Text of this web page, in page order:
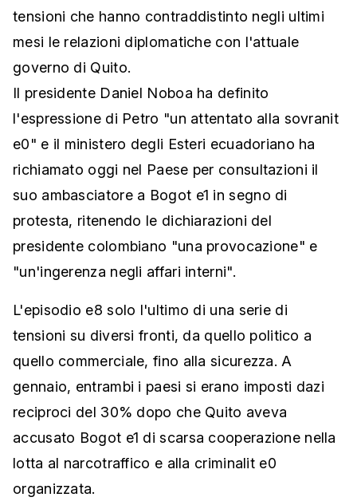
tensioni che hanno contraddistinto negli ultimi
mesi le relazioni diplomatiche con l'attuale
governo di Quito.
Il presidente Daniel Noboa ha definito
l'espressione di Petro "un attentato alla sovranit
e0" e il ministero degli Esteri ecuadoriano ha
richiamato oggi nel Paese per consultazioni il
suo ambasciatore a Bogot e1 in segno di
protesta, ritenendo le dichiarazioni del
presidente colombiano "una provocazione" e
"un'ingerenza negli affari interni".
L'episodio e8 solo l'ultimo di una serie di
tensioni su diversi fronti, da quello politico a
quello commerciale, fino alla sicurezza. A
gennaio, entrambi i paesi si erano imposti dazi
reciproci del 30% dopo che Quito aveva
accusato Bogot e1 di scarsa cooperazione nella
lotta al narcotraffico e alla criminalit e0
organizzata.